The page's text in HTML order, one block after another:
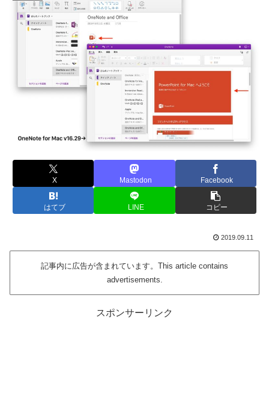
X Mastodon Facebook
はてブ LINE コピー
2019.09.11
記事内に広告が含まれています。This article contains
advertisements.
スポンサーリンク